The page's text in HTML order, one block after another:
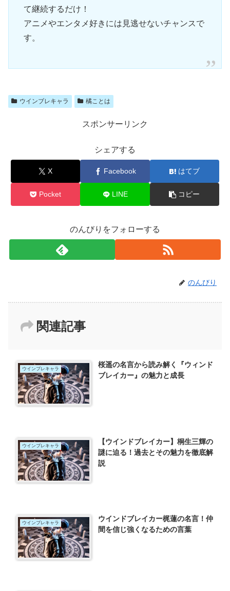
て継続するだけ！
アニメやエンタメ好きには見逃せないチャンスで
す。
ウインブレキャラ 橘ことは
スポンサーリンク
シェアする
X Facebook はてブ
Pocket LINE コピー
のんびりをフォローする
のんびり
関連記事
ウインブレキャラ
桜遥の名言から読み解く『ウィンド
ブレイカー』の魅力と成長
ウインブレキャラ
【ウインドブレイカー】桐生三輝の
謎に迫る！過去とその魅力を徹底解
説
ウインブレキャラ
ウインドブレイカー梶蓮の名言！仲
間を信じ強くなるための言葉